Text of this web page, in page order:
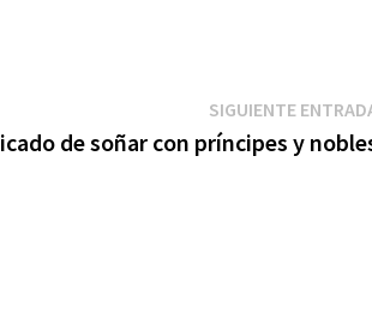
SIGUIENTE
de soñar con príncipes y